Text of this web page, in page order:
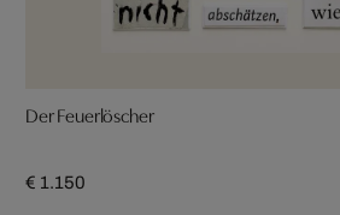
Der Feuerlöscher
€ 1.150